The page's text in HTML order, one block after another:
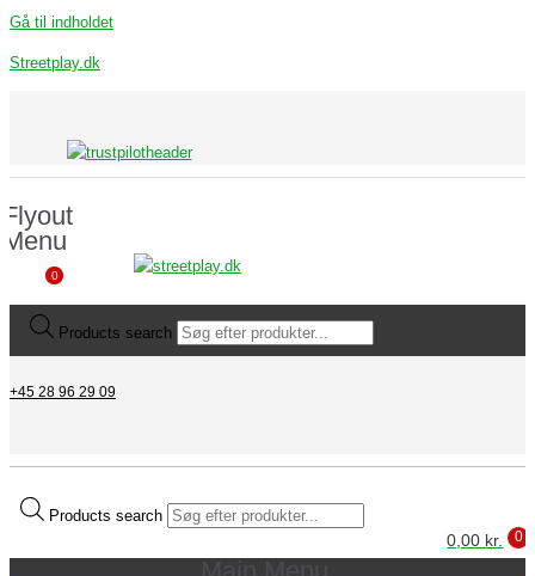
Gå til indholdet
Streetplay.dk
Flyout
Menu
0
Products search
+45 28 96 29 09
Fri fragt over 699 kr.
Products search
0,00 kr. 0